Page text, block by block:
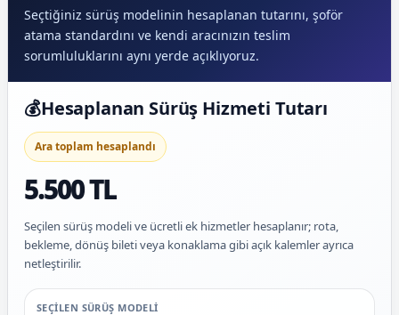
Seçtiğiniz sürüş modelinin hesaplanan tutarını, şoför
atama standardını ve kendi aracınızın teslim
sorumluluklarını aynı yerde açıklıyoruz.
💰Hesaplanan Sürüş Hizmeti Tutarı
Ara toplam hesaplandı
5.500 TL
Seçilen sürüş modeli ve ücretli ek hizmetler hesaplanır; rota,
bekleme, dönüş bileti veya konaklama gibi açık kalemler ayrıca
netleştirilir.
SEÇILEN SÜRÜŞ MODELI